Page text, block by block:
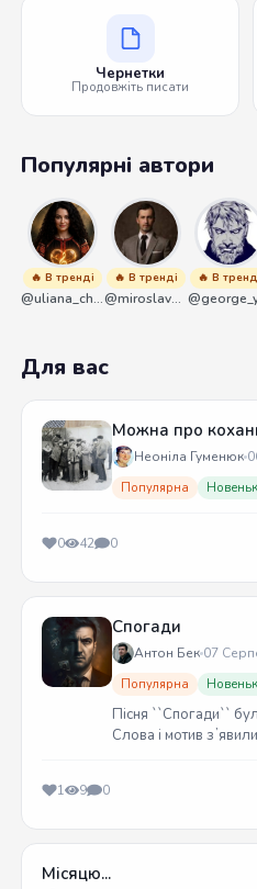
Чернетки
Продовжіть писати
Популярні автори
🔥 В тренді
@uliana_chernenko
🔥 В тренді
@miroslavmaniyk
🔥 В
Для вас
Можна про
Неоніла Гуменюк
Популярна
0 42 0
Спогади
Антон Бек 07
Популярна
Пісня ``Спогади``
Слова і мотив
1 9 0
Місяцю...